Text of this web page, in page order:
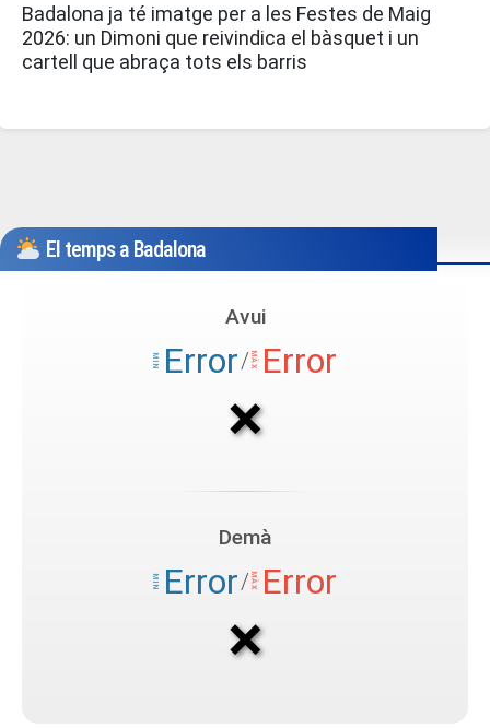
Badalona ja té imatge per a les Festes de Maig
2026: un Dimoni que reivindica el bàsquet i un
cartell que abraça tots els barris
El temps a Badalona